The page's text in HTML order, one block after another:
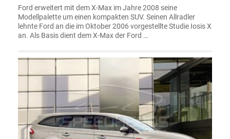
Ford erweitert mit dem X-Max im Jahre 2008 seine
Modellpalette um einen kompakten SUV. Seinen Allradler
lehnte Ford an die im Oktober 2006 vorgestellte Studie Iosis X
an. Als Basis dient dem X-Max der Ford …